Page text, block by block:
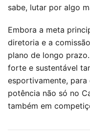
sabe, lutar por algo
Embora a meta
diretoria e a
plano de longo
forte e sustentável
esportivamente,
potência não só no
também em